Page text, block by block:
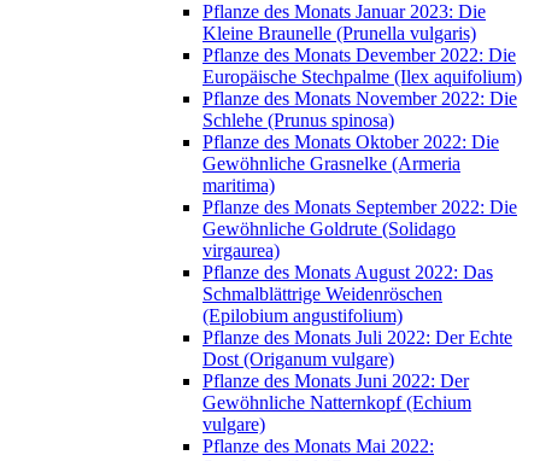
Pflanze des Monats Januar 2023: Die
Kleine Braunelle (Prunella vulgaris)
Pflanze des Monats Devember 2022: Die
Europäische Stechpalme (Ilex aquifolium)
Pflanze des Monats November 2022: Die
Schlehe (Prunus spinosa)
Pflanze des Monats Oktober 2022: Die
Gewöhnliche Grasnelke (Armeria
maritima)
Pflanze des Monats September 2022: Die
Gewöhnliche Goldrute (Solidago
virgaurea)
Pflanze des Monats August 2022: Das
Schmalblättrige Weidenröschen
(Epilobium angustifolium)
Pflanze des Monats Juli 2022: Der Echte
Dost (Origanum vulgare)
Pflanze des Monats Juni 2022: Der
Gewöhnliche Natternkopf (Echium
vulgare)
Pflanze des Monats Mai 2022: